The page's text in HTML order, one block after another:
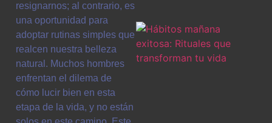
resignarnos; al contrario, es
una oportunidad para
adoptar rutinas simples que
realcen nuestra belleza
natural. Muchos hombres
enfrentan el dilema de
cómo lucir bien en esta
etapa de la vida, y no están